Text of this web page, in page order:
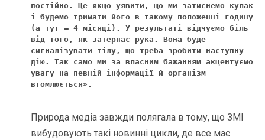
постійно. Це якщо уявити, що ми затиснемо кулак
і будемо тримати його в такому положенні годину
(а тут – 4 місяці). У результаті відчуємо біль
від того, як затерпає рука. Вона буде
сигналізувати тілу, що треба зробити наступну
дію. Так само ми за власним бажанням акцентуємо
увагу на певній інформації й організм
втомлюється».
Природа медіа завжди полягала в тому, що ЗМІ
вибудовують такі новинні цикли, де все має